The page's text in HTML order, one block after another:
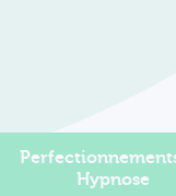
Hypnose